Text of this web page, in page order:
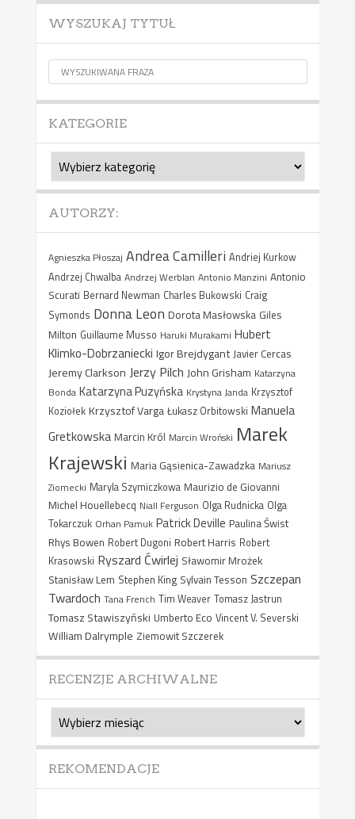
WYSZUKAJ TYTUŁ
KATEGORIE
Kategorie
AUTORZY:
Agnieszka Płoszaj Andrea Camilleri Andriej Kurkow
Andrzej Chwalba Andrzej Werblan Antonio Manzini Antonio
Scurati Bernard Newman Charles Bukowski Craig
Symonds Donna Leon Dorota Masłowska Giles
Milton Guillaume Musso Haruki Murakami Hubert
Klimko-Dobrzaniecki Igor Brejdygant Javier Cercas
Jeremy Clarkson Jerzy Pilch John Grisham Katarzyna
Bonda Katarzyna Puzyńska Krystyna Janda Krzysztof
Koziołek Krzysztof Varga Łukasz Orbitowski Manuela
Gretkowska Marcin Król Marcin Wroński Marek
Krajewski Maria Gąsienica-Zawadzka Mariusz
Ziomecki Maryla Szymiczkowa Maurizio de Giovanni
Michel Houellebecq Niall Ferguson Olga Rudnicka Olga
Tokarczuk Orhan Pamuk Patrick Deville Paulina Świst
Rhys Bowen Robert Dugoni Robert Harris Robert
Krasowski Ryszard Ćwirlej Sławomir Mrożek
Stanisław Lem Stephen King Sylvain Tesson Szczepan
Twardoch Tana French Tim Weaver Tomasz Jastrun
Tomasz Stawiszyński Umberto Eco Vincent V. Severski
William Dalrymple Ziemowit Szczerek
RECENZJE ARCHIWALNE
Recenzje
archiwalne
REKOMENDACJE